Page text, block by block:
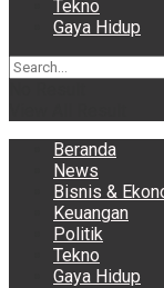
Tekno
Gaya Hidup
Beranda
News
Bisnis &
Keuangan
Politik
Tekno
Gaya Hidup